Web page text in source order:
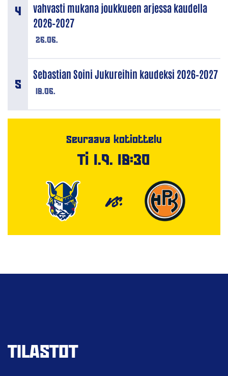
26.06.
vahvasti mukana joukkueen arjessa kaudella
2026–2027
18.06.
Sebastian Soini Jukureihin kaudeksi 2026–2027
Seuraava kotiottelu
Ti 1.9. 18:30
VS.
TILASTOT